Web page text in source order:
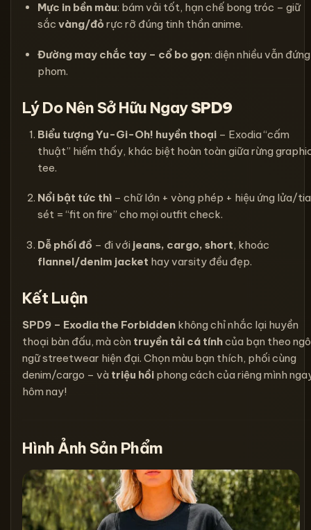
Mực in bền màu: bám vải tốt, hạn chế bong tróc – giữ
sắc vàng/đỏ rực rỡ đúng tinh thần anime.
Đường may chắc tay – cổ bo gọn: diện nhiều vẫn đứng
phom.
Lý Do Nên Sở Hữu NgaySPD9
Biểu tượng Yu-Gi-Oh! huyền thoại – Exodia “cấm
thuật” hiếm thấy, khác biệt hoàn toàn giữa rừng
tee.
Nổi bật tức thì – chữ lớn + vòng phép + hiệu ứng lửa/tia
sét = “fit on fire” cho mọi outfit check.
Dễ phối đồ – đi với jeans, cargo, short, khoác
flannel/denim jacket hay varsity đều đẹp.
Kết Luận
SPD9 – Exodia the Forbidden không chỉ nhắc lại huyền
thoại bàn đấu, mà còn truyền tải cá tínhcủa bạn theo
ngữ streetwear hiện đại. Chọn màu bạn thích, phối cùng
denim/cargo – và triệu hồi phong cách của riêng mình
hôm nay!
Hình Ảnh Sản Phẩm